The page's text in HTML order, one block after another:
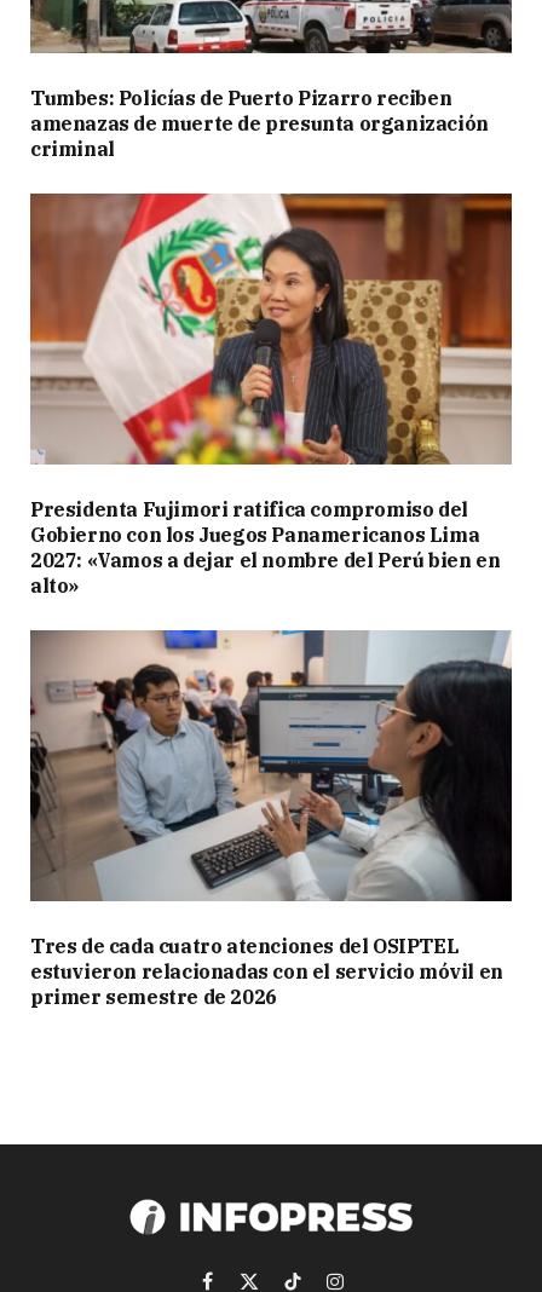
Tumbes: Policías de Puerto Pizarro reciben
amenazas de muerte de presunta organización
criminal
Presidenta Fujimori ratifica compromiso del
Gobierno con los Juegos Panamericanos Lima
2027: «Vamos a dejar el nombre del Perú bien en
alto»
Tres de cada cuatro atenciones del OSIPTEL
estuvieron relacionadas con el servicio móvil en
primer semestre de 2026